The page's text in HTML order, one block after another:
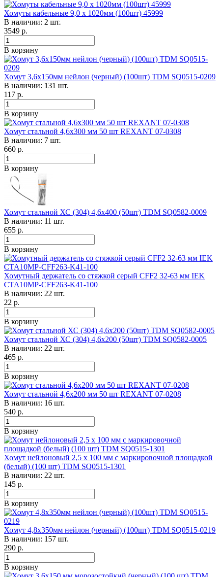
Хомуты кабельные 9,0 х 1020мм (100шт) 45999
В наличии: 2 шт.
3549 р.
В корзину
Хомут 3,6х150мм нейлон (черный) (100шт) TDM SQ0515-0209
В наличии: 131 шт.
117 р.
В корзину
Хомут стальной 4,6х300 мм 50 шт REXANT 07-0308
В наличии: 7 шт.
660 р.
В корзину
Хомут стальной ХС (304) 4,6х400 (50шт) TDM SQ0582-0009
В наличии: 11 шт.
655 р.
В корзину
Хомутный держатель со стяжкой серый CFF2 32-63 мм IEK
CTA10MP-CFF263-K41-100
В наличии: 22 шт.
22 р.
В корзину
Хомут стальной ХС (304) 4,6х200 (50шт) TDM SQ0582-0005
В наличии: 22 шт.
465 р.
В корзину
Хомут стальной 4,6х200 мм 50 шт REXANT 07-0208
В наличии: 16 шт.
540 р.
В корзину
Хомут нейлоновый 2,5 х 100 мм с маркировочной площадкой
(белый) (100 шт) TDM SQ0515-1301
В наличии: 22 шт.
145 р.
В корзину
Хомут 4,8х350мм нейлон (черный) (100шт) TDM SQ0515-0219
В наличии: 157 шт.
290 р.
В корзину